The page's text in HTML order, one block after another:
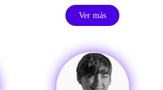
Ver más